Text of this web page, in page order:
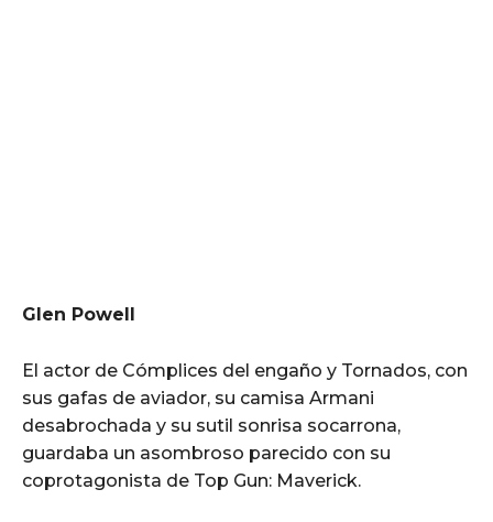
Glen Powell
El actor de Cómplices del engaño y Tornados, con
sus gafas de aviador, su camisa Armani
desabrochada y su sutil sonrisa socarrona,
guardaba un asombroso parecido con su
coprotagonista de Top Gun: Maverick.